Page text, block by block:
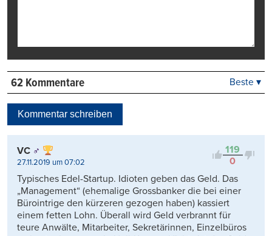
62 Kommentare
Kontrovers
Beste ▾
Kommentar schreiben
119
0
VC
27.11.2019 um 07:02
Typisches Edel-Startup. Idioten geben das Geld. Das
„Management“ (ehemalige Grossbanker die bei einer
Bürointrige den kürzeren gezogen haben) kassiert
einem fetten Lohn. Überall wird Geld verbrannt für
teure Anwälte, Mitarbeiter, Sekretärinnen, Einzelbüros